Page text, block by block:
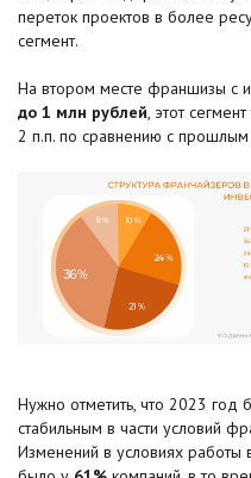
переток проектов в более
сегмент.
На втором месте франшизы с
до 1 млн рублей, этот
2 п.п. по сравнению с
Нужно отметить, что 2023 год
стабильным в части условий
Изменений в условиях работы